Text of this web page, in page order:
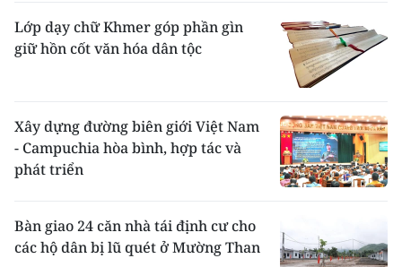
Lớp dạy chữ Khmer góp phần gìn
giữ hồn cốt văn hóa dân tộc
Xây dựng đường biên giới Việt Nam
- Campuchia hòa bình, hợp tác và
phát triển
Bàn giao 24 căn nhà tái định cư cho
các hộ dân bị lũ quét ở Mường Than